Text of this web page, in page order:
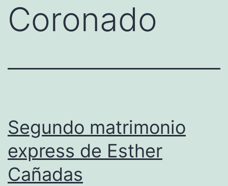
Coronado
Segundo matrimonio
express de Esther
Cañadas